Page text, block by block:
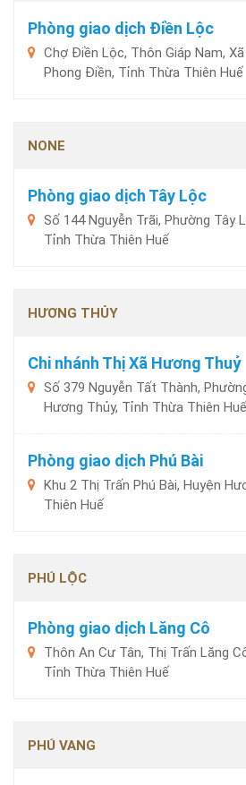
Phòng giao dịch Điền Lộc
Chợ Điền Lộc, Thôn Giáp Nam,
Phong Điền, Tỉnh Thừa Thiên Huế
NONE
Phòng giao dịch Tây Lộc
Số 144 Nguyễn Trãi, Phường Tây
Tỉnh Thừa Thiên Huế
HƯƠNG THỦY
Chi nhánh Thị Xã Hương Thuỷ
Số 379 Nguyễn Tất Thành,
Hương Thủy, Tỉnh Thừa Thiên Huế
Phòng giao dịch Phú Bài
Khu 2 Thị Trấn Phú Bài, Huyện
Thiên Huế
PHÚ LỘC
Phòng giao dịch Lăng Cô
Thôn An Cư Tân, Thị Trấn Lăng
Tỉnh Thừa Thiên Huế
PHÚ VANG